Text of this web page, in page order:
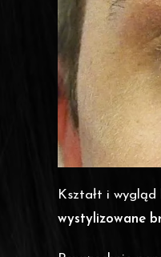
Kształt i
wystylizowane